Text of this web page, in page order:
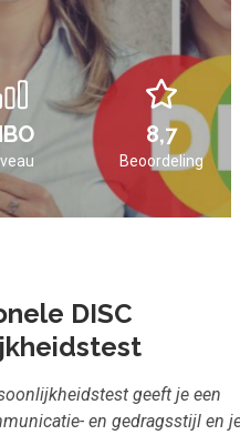
verzilveren
en hulp
Inloggen
8,7
Beoordeling
DISC
geeft je een
en gedragsstijl en